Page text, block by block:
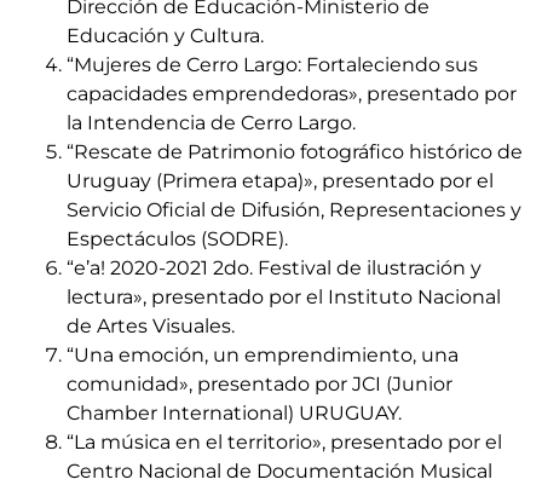
Dirección de Educación-Ministerio de
Educación y Cultura.
“Mujeres de Cerro Largo: Fortaleciendo sus
capacidades emprendedoras», presentado por
la Intendencia de Cerro Largo.
“Rescate de Patrimonio fotográfico histórico de
Uruguay (Primera etapa)», presentado por el
Servicio Oficial de Difusión, Representaciones y
Espectáculos (SODRE).
“e’a! 2020-2021 2do. Festival de ilustración y
lectura», presentado por el Instituto Nacional
de Artes Visuales.
“Una emoción, un emprendimiento, una
comunidad», presentado por JCI (Junior
Chamber International) URUGUAY.
“La música en el territorio», presentado por el
Centro Nacional de Documentación Musical